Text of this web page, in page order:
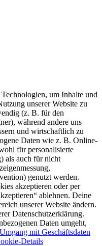
um Inhalte und
unserer Website zu
(z. B. für den
während andere uns
und wirtschaftlich zu
Daten wie z. B. Online-
für personalisierte
als auch für nicht
genutzt werden.
akzeptieren oder per
ablehnen. Deine
unserer Website ändern.
Datenschutzerklärung.
Daten umgeht,
mit Geschäftsdaten
Details